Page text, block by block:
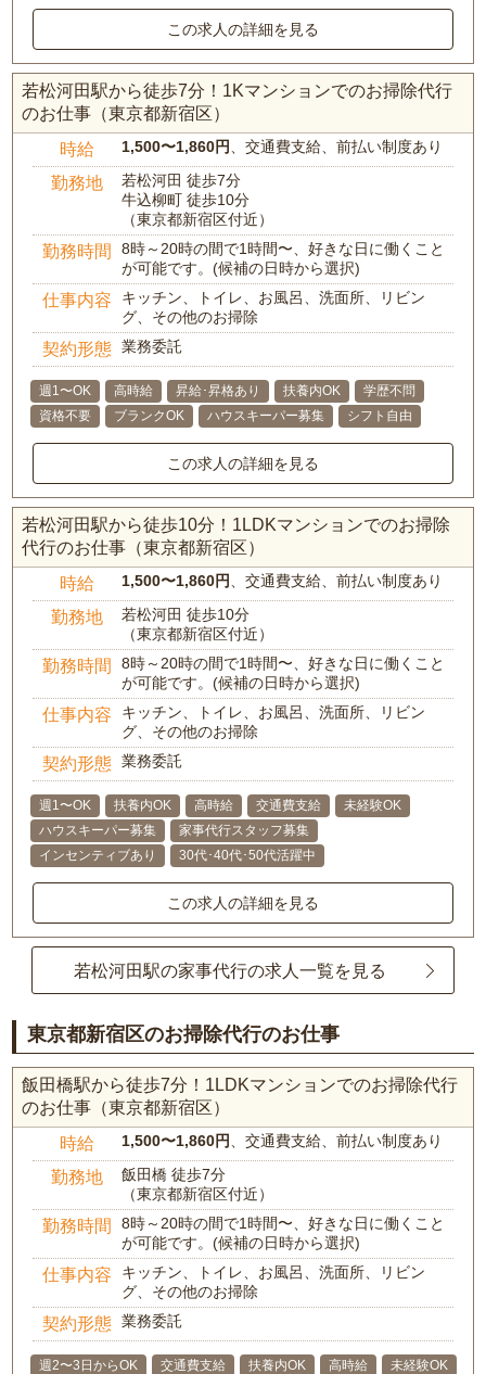
この求人の詳細を見る
若松河田駅から徒歩7分！1Kマンションでのお掃除代行
のお仕事（東京都新宿区）
時給 1,500〜1,860円、交通費支給、前払い制度あり
勤務地
若松河田 徒歩7分
牛込柳町 徒歩10分
（東京都新宿区付近）
勤務時間
8時～20時の間で1時間〜、好きな日に働くこと
が可能です。(候補の日時から選択)
仕事内容
キッチン、トイレ、お風呂、洗面所、リビン
グ、その他のお掃除
契約形態 業務委託
週1〜OK 高時給 昇給･昇格あり 扶養内OK
学歴不問
資格不要
ブランクOK ハウスキーパー募集 シフト自由
この求人の詳細を見る
若松河田駅から徒歩10分！1LDKマンションでのお掃除
代行のお仕事（東京都新宿区）
時給 1,500〜1,860円、交通費支給、前払い制度あり
勤務地
若松河田 徒歩10分
（東京都新宿区付近）
勤務時間
8時～20時の間で1時間〜、好きな日に働くこと
が可能です。(候補の日時から選択)
仕事内容
キッチン、トイレ、お風呂、洗面所、リビン
グ、その他のお掃除
契約形態 業務委託
週1〜OK 扶養内OK 高時給 交通費支給
未経験OK
ハウスキーパー募集
家事代行スタッフ募集
インセンティブあり
30代･40代･50代活躍中
この求人の詳細を見る
若松河田駅の家事代行の求人一覧を見る
東京都新宿区のお掃除代行のお仕事
飯田橋駅から徒歩7分！1LDKマンションでのお掃除代行
のお仕事（東京都新宿区）
時給 1,500〜1,860円 、交通費支給、前払い制度あり
勤務地
飯田橋 徒歩7分
（東京都新宿区付近）
勤務時間
8時～20時の間で1時間〜、好きな日に働くこと
が可能です。(候補の日時から選択)
仕事内容
キッチン、トイレ、お風呂、洗面所、リビン
グ、その他のお掃除
契約形態 業務委託
週2〜3日からOK 交通費支給 扶養内OK 高時給
未経験OK